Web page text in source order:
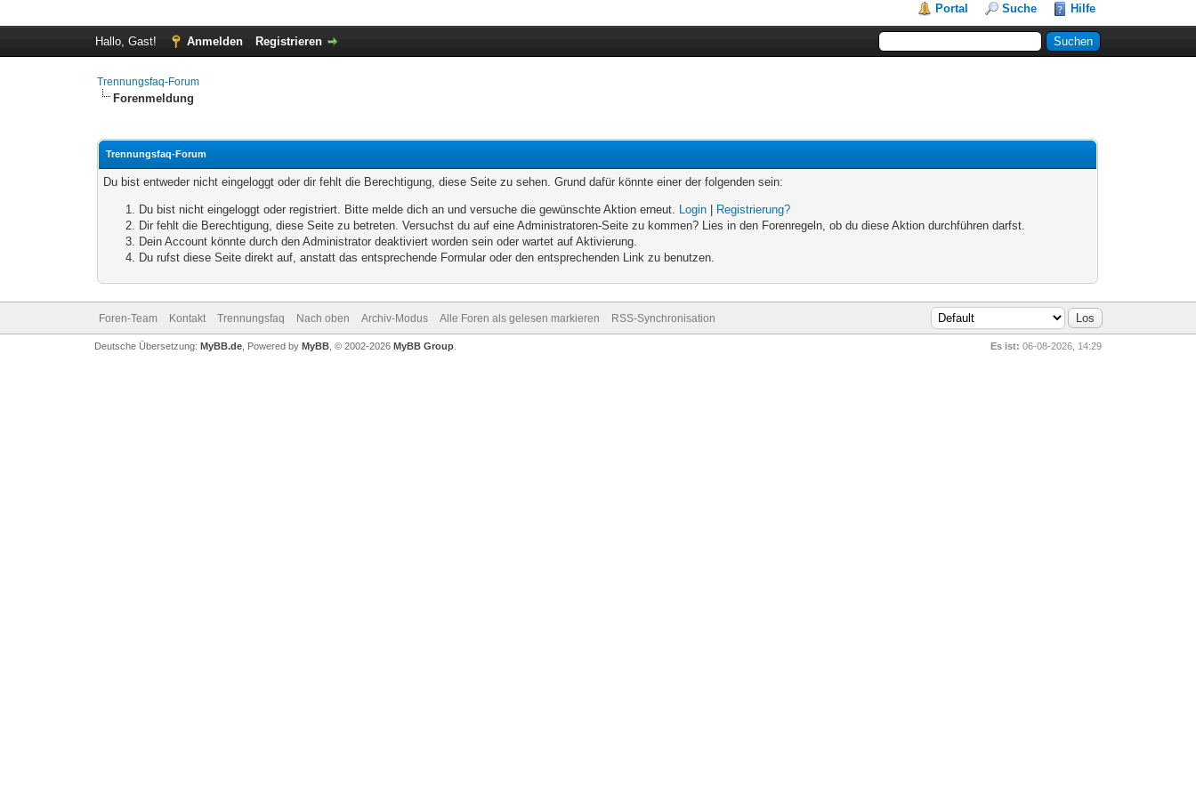
Portal Suche Hilfe
Hallo, Gast! Anmelden Registrieren
Trennungsfaq-Forum
Forenmeldung
Trennungsfaq-Forum
Du bist entweder nicht eingeloggt oder dir fehlt die Berechtigung, diese Seite zu sehen. Grund dafür könnte einer der folgenden sein:
Du bist nicht eingeloggt oder registriert. Bitte melde dich an und versuche die gewünschte Aktion erneut. Login
Registrierung?
Dir fehlt die Berechtigung, diese Seite zu betreten. Versuchst du auf eine Administratoren-Seite zu kommen? Lies in den Forenregeln, ob du diese Aktion durchführen darfst.
Dein Account könnte durch den Administrator deaktiviert worden sein oder wartet auf Aktivierung.
Du rufst diese Seite direkt auf, anstatt das entsprechende Formular oder den entsprechenden Link zu benutzen.
Foren-Team Kontakt Trennungsfaq Nach oben Archiv-Modus Alle Foren als gelesen markieren RSS-Synchronisation
Es ist: 06-08-2026, 14:29
Deutsche Übersetzung: MyBB.de, Powered by MyBB, © 2002-2026 MyBB Group.